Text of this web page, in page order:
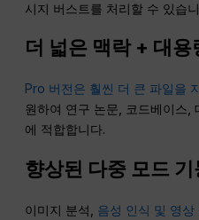
시지 버스트를 처리할 수 있습
더 넓은 맥락 + 대용
Pro 버전은 훨씬 더 큰 파일을
원하여 연구 논문, 코드베이스,
에 적합합니다.
향상된 다중 모드 기
이미지 분석, 음성 인식 및 영상